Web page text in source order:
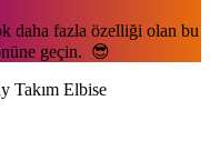
daha fazla özelliği olan bu
geçin. 😎
Takım Elbise